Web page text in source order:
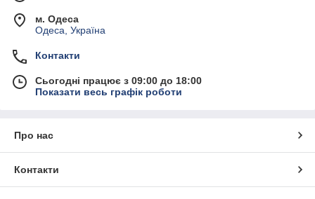
м. Одеса
Одеса, Україна
Контакти
Сьогодні працює з 09:00 до 18:00
Показати весь графік роботи
Про нас
Контакти